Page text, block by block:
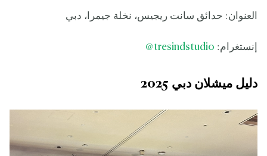
العنوان: حدائق سانت ريجيس، نخلة جيمرا، دبي
إنستغرام: tresindstudio
@
دليل ميشلان دبي 2025